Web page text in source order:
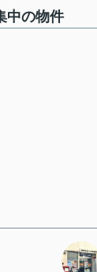
中の物件